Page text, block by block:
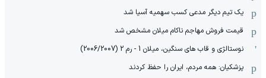
یک تیم دیگر مدعی کسب سهمیه آسیا شد
قیمت فروش مهاجم ناکام میلان مشخص شد
نوستالژی و قاب های سنگین، میلان 1 - رم 2 (2006/2007)
پزشکیان: همه مردم، ایران را حفظ کردند